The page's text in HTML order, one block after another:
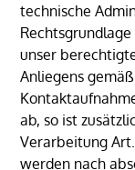
technische
unser
Anliegens
ab, so ist
Verarbeitung
werden nach